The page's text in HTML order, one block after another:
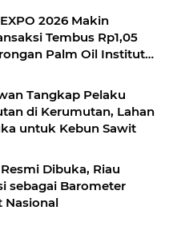
2026 Makin
Tembus Rp1,05
Palm Oil Institute
Tangkap Pelaku
di Kerumutan, Lahan
untuk Kebun Sawit
Dibuka, Riau
sebagai Barometer
Nasional